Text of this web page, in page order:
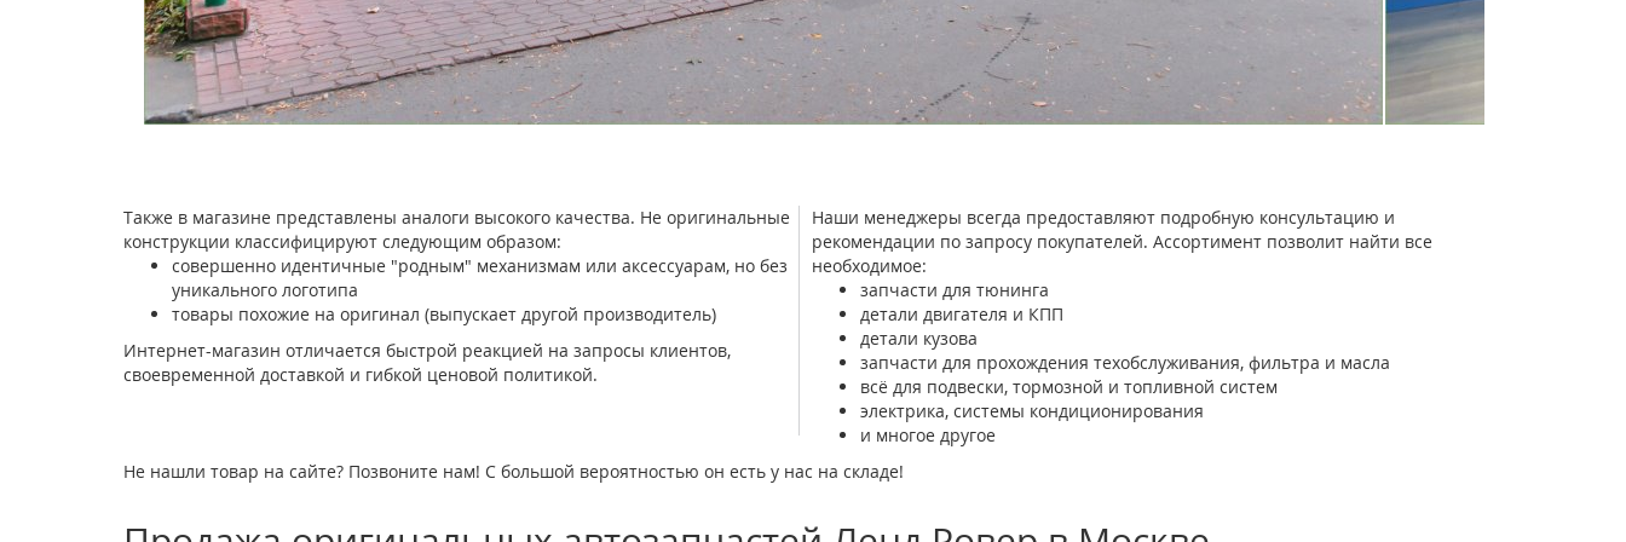
Также в магазине представлены аналоги высокого качества. Не оригинальные
конструкции классифицируют следующим образом:
совершенно идентичные "родным" механизмам или аксессуарам, но без
уникального логотипа
товары похожие на оригинал (выпускает другой производитель)
Интернет-магазин отличается быстрой реакцией на запросы клиентов,
своевременной доставкой и гибкой ценовой политикой.
Наши менеджеры всегда предоставляют подробную консультацию и
рекомендации по запросу покупателей. Ассортимент позволит найти все
необходимое:
запчасти для тюнинга
детали двигателя и КПП
детали кузова
запчасти для прохождения техобслуживания, фильтра и масла
всё для подвески, тормозной и топливной систем
электрика, системы кондиционирования
и многое другое
Не нашли товар на сайте? Позвоните нам! С большой вероятностью он есть у нас на складе!